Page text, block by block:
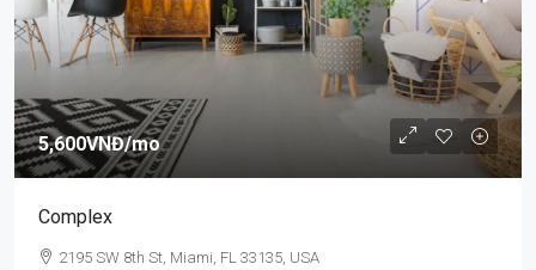
5,600VNĐ/mo
Complex
2195 SW 8th St, Miami, FL 33135, USA